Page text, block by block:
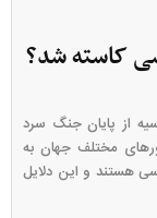
کاسته شد؟
از پایان جنگ سرد
مختلف جهان به
هستند و این دلایل